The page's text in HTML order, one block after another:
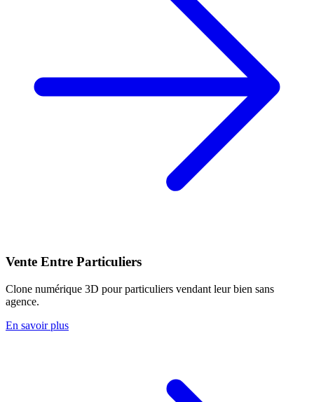
Vente Entre Particuliers
Clone numérique 3D pour particuliers vendant leur bien sans
agence.
En savoir plus